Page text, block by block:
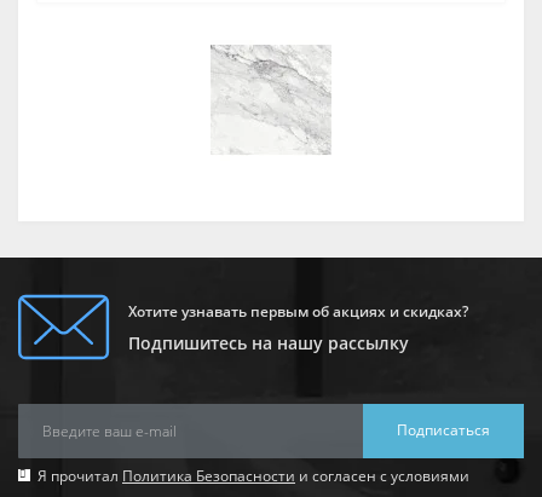
Хотите узнавать первым об акциях и скидках?
Подпишитесь на нашу рассылку
Подписаться
Я прочитал Политика Безопасности и согласен с условиями